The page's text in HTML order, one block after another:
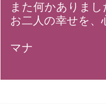
また何かありま
お二人の幸せを
マナ